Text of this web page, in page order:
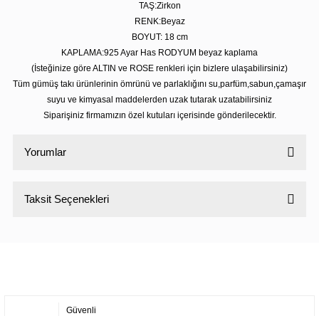
TAŞ:Zirkon
RENK:Beyaz
BOYUT: 18 cm
KAPLAMA:925 Ayar Has RODYUM beyaz kaplama
(İsteğinize göre ALTIN ve ROSE renkleri için bizlere ulaşabilirsiniz)
Tüm gümüş takı ürünlerinin ömrünü ve parlaklığını su,parfüm,sabun,çamaşır
suyu ve kimyasal maddelerden uzak tutarak uzatabilirsiniz
Siparişiniz firmamızın özel kutuları içerisinde gönderilecektir.
Yorumlar
Taksit Seçenekleri
Güvenli